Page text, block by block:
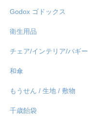
Godox ゴドックス
衛生用品
チェア/インテリア/バギー
和傘
もうせん / 生地 / 敷物
千歳飴袋